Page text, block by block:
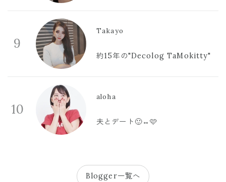
9
Takayo
約15年の"Decolog TaMokitty"
10
aloha
夫とデート🙂‍↔️🩷
Blogger一覧へ